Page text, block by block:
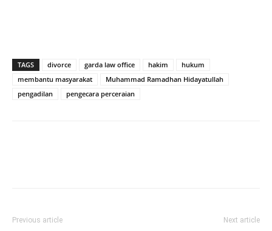
TAGS divorce garda law office hakim
hukum
membantu masyarakat
Muhammad Ramadhan Hidayatullah
pengadilan
pengecara perceraian
Previous article Next article